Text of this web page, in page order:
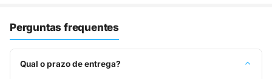
Perguntas frequentes
Qual o prazo de entrega?